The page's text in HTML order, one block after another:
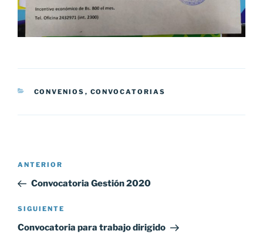
CATEGORÍAS
CONVENIOS , CONVOCATORIAS
Navegación
entradas
Entrada
anterior:
ANTERIOR
Convocatoria Gestión 2020
Siguiente
entrada
SIGUIENTE
Convocatoria para trabajo dirigido